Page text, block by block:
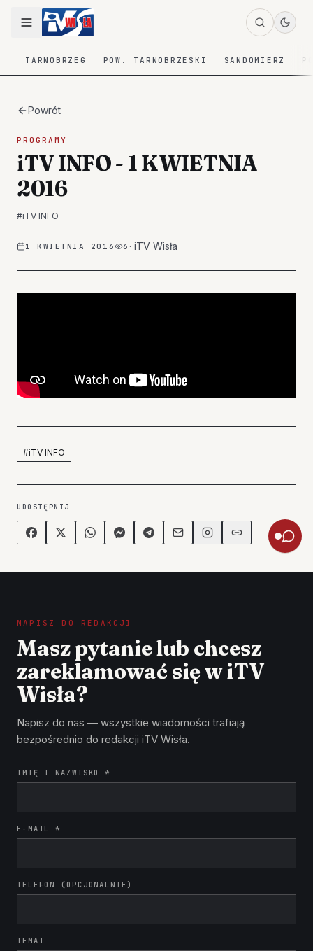
TARNOBRZEG POW. TARNOBRZESKI SANDOMIERZ
Powrót
PROGRAMY
iTV INFO - 1 KWIETNIA
2016
#iTV INFO
1 KWIETNIA 2016 6 · iTV Wisła
#iTV INFO
UDOSTĘPNIJ
NAPISZ DO REDAKCJI
Masz pytanie lub chcesz
zareklamować się w iTV
Wisła?
Napisz do nas — wszystkie wiadomości trafiają
bezpośrednio do redakcji iTV Wisła.
IMIĘ I NAZWISKO *
E-MAIL *
TELEFON (OPCJONALNIE)
TEMAT